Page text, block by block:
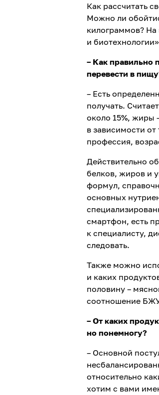
Как рассчитать
Можно ли
килограммов?
и
– Как правильно
перевести в
– Есть
получать.
около 15%, жиры
в зависимости
профессия,
Действительно
белков, жиров и
формул,
основных
смартфон, есть
к специалисту,
следовать.
Также можно
и каких
половину –
соотношение
– От каких
но понемногу?
– Основной
относительно
хотим с вами